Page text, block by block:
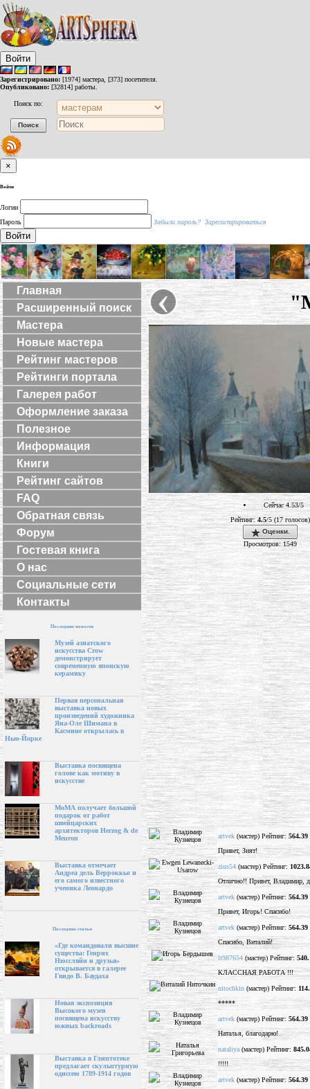
Войти
Зарегистрировано: [1974] мастера, [373] посетителя.
Опубликовано: [32814] работы.
Поиск по:
×
Войти
Логин
Пароль
Забыли пароль? Зарегистрироваться
Войти
Главная
Расширенный поиск
Мастера
Новые мастера
Рейтинг мастеров
Рейтинги портала
Галерея работ
Оформление заказа
Полезное
Информация
Книги
Рейтинг сайтов
FAQ
Обратная связь
Форум
Гостевая книга
О нас
Социальные сети
Контакты
Последние новости
Музей азиатского
искусства Crow
демонстрирует
современную японскую
керамику
Первая персональная
выставка новых
произведений художника
Яна-Оле Шимана в
Касмине открылась в
Нью-Йорке
Выставка посвящена
голове как мотиву в
искусстве
МоМА получает большой
подарок от работ
швейцарских
архитекторов Herzog & de
Meuron
Выставка отмечает
Андреа дель Верроккьо и
его самого известного
ученика Леонардо
Последние статьи
«Где командовали высшие
существа: Генрих
Нюссляйн и друзья»
открывается в галерее
Гвидо В. Баудаха
Новая экспозиция
Высокого музея
посвящена искусству
южных backroads
Выставка в Глиптотеке
предлагает скульптурную
одиссею 1789-1914 годов
‹
Сейчас 4.53/5
Рейтинг:4.5/5 (17 голосов)
Оценки.
Просмотров: 1549
artvek (мастер) Рейтинг: 564.39
Привет, Зият!
zius54 (мастер) Рейтинг:
Отлично!! Привет, Владимир,
artvek (мастер) Рейтинг: 564.39
Привет, Игорь! Спасибо!
artvek (мастер) Рейтинг: 564.39
Спасибо, Виталий!
lt987654 (мастер) Рейтинг:
КЛАССНАЯ РАБОТА !!!
nitochkin (мастер) Рейтинг:
*****
artvek (мастер) Рейтинг: 564.39
Наталья, благодарю!
nataliya (мастер) Рейтинг:
!!!!!
artvek (мастер) Рейтинг: 564.39